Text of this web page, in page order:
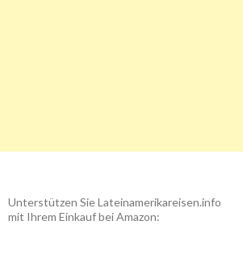
Unterstützen Sie Lateinamerikareisen.info
mit Ihrem Einkauf bei Amazon: